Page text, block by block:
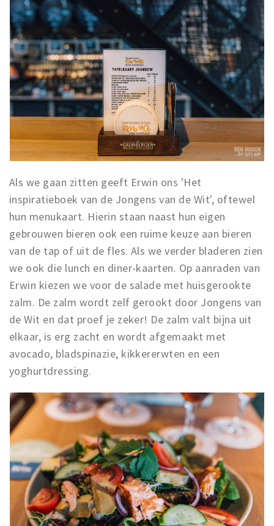
Als we gaan zitten geeft Erwin ons 'Het
inspiratieboek van de Jongens van de Wit', oftewel
hun menukaart. Hierin staan naast hun eigen
gebrouwen bieren ook een ruime keuze aan bieren
van de tap of uit de fles. Als we verder bladeren zien
we ook die lunch en diner-kaarten. Op aanraden van
Erwin kiezen we voor de salade met huisgerookte
zalm. De zalm wordt zelf gerookt door Jongens van
de Wit en dat proef je zeker! De zalm valt bijna uit
elkaar, is erg zacht en wordt afgemaakt met
avocado, bladspinazie, kikkererwten en een
yoghurtdressing.